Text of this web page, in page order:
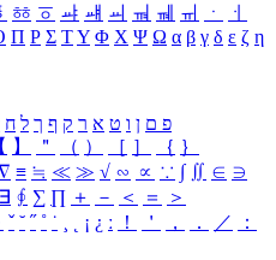
ㆅ ㆆ ㆇ ㆈ ㆉ ㆊ ㆋ ㆌ ㆍ
ㆎ
Π Ρ Σ ΤΥ Φ Χ Ψ Ω α β γ δ ε ζ η
פ ם ן ו ט א ר ק ף ך ל ח
】 ＂ （ ） ［ ］ ｛ ｝
≡ ≒ ≪ ≫ √ ∽ ∝ ∵ ∫ ∬ ∈ ∋
∃ ∮ ∑ ∏ ＋ － ＜ ＝
＞
ˇ ˘ ˝ ˚ ˙ ¸ ¡ ¿ ː ！ ＇ ， ． ／
：